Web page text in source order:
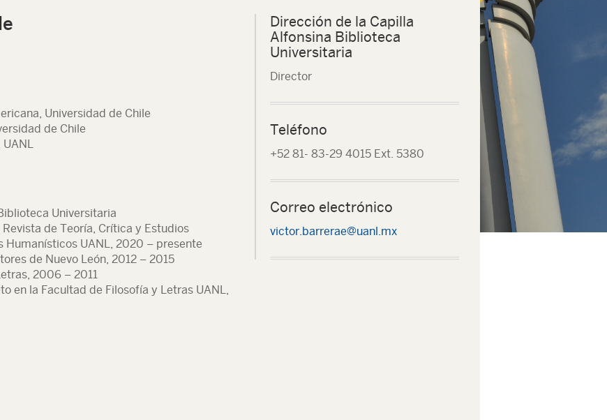
Universidad de Chile
de Chile
UANL
Universitaria
de Teoría, Crítica y Estudios
Humanísticos UANL, 2020 – presente
de Nuevo León, 2012 – 2015
2006 – 2011
en la Facultad de Filosofía y Letras UANL,
Dirección de la Capilla
Alfonsina Biblioteca
Universitaria
Director
Teléfono
+52 81- 83-29 4015 Ext. 5380
Correo electrónico
victor.barrerae@uanl.mx